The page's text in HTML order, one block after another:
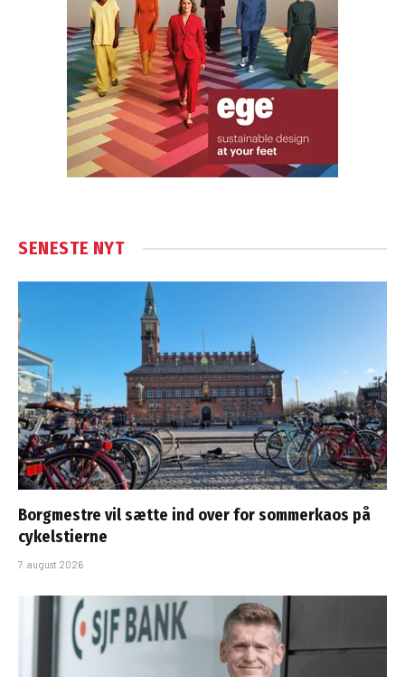
SENESTE NYT
Borgmestre vil sætte ind over for sommerkaos på
cykelstierne
7. august 2026